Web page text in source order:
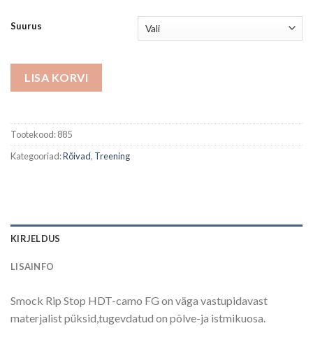
Suurus
LISA KORVI
Tootekood:885
Kategooriad:Rõivad, Treening
KIRJELDUS
LISAINFO
Smock Rip Stop HDT-camo FG on väga vastupidavast
materjalist püksid,tugevdatud on põlve-ja istmikuosa.